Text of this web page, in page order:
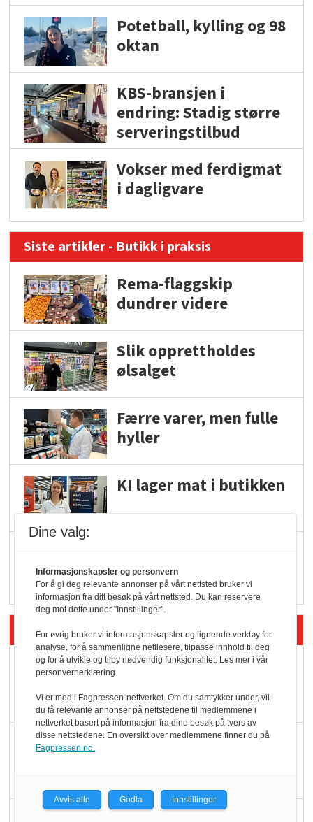
Potetball, kylling og 98
oktan
KBS-bransjen i
endring: Stadig større
serveringstilbud
Vokser med ferdigmat
i dagligvare
Siste artikler - Butikk i praksis
Rema-flaggskip
dundrer videre
Slik opprettholdes
ølsalget
Færre varer, men fulle
hyller
KI lager mat i butikken
Rema i 2025
Siste artikler - Økologisk
Kolonihagens norske
melkemangel
Marit Kolby vant
Dine valg:
Informasjonskapsler og personvern
For å gi deg relevante annonser på vårt nettsted bruker vi
informasjon fra ditt besøk på vårt nettsted. Du kan reservere
deg mot dette under "Innstillinger".
For øvrig bruker vi informasjonskapsler og lignende verktøy for
analyse, for å sammenligne nettlesere, tilpasse innhold til deg
og for å utvikle og tilby nødvendig funksjonalitet. Les mer i vår
personvernerklæring.
Vi er med i Fagpressen-nettverket. Om du samtykker under, vil
du få relevante annonser på nettstedene til medlemmene i
nettverket basert på informasjon fra dine besøk på tvers av
disse nettstedene. En oversikt over medlemmene finner du på
Fagpressen.no.
Avvis alle Godta Innstillinger